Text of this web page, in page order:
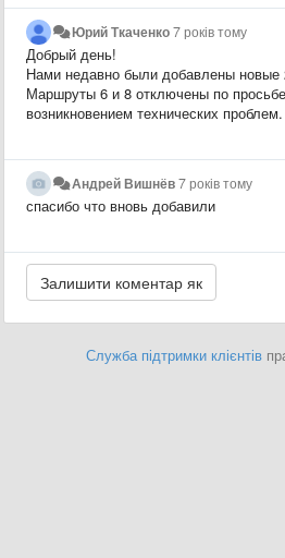
Юрий Ткаченко7 років тому
Добрый день!
Нами недавно были добавлены
Маршруты 6 и 8 отключены по
возникновением технических проблем.
Андрей Вишнёв7 років тому
спасибо что вновь добавили
Служба підтримки клієнтів